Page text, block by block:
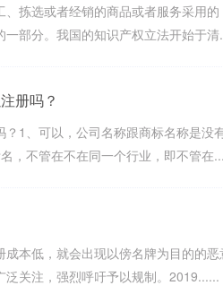
拣选或者经销的商品或者服务采用
部分。我国的知识产权立法开始于清
册吗？
1、可以，公司名称跟商标名称是
，不管在不在同一个行业，即不管在
本低，就会出现以傍名牌为目的的
关注，强烈呼吁予以规制。2019......